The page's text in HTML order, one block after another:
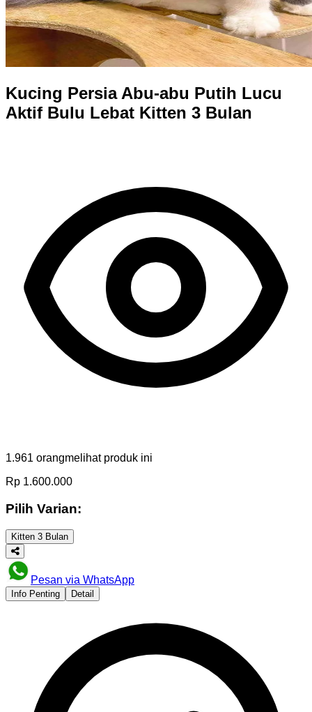
Kucing Persia Abu-abu Putih Lucu
Aktif Bulu Lebat Kitten 3 Bulan
1.961 orangmelihat produk ini
Rp 1.600.000
Pilih Varian:
Kitten 3 Bulan
Pesan via WhatsApp
Info Penting Detail